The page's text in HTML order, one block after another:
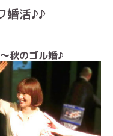
婚活♪♪
秋のゴル婚♪